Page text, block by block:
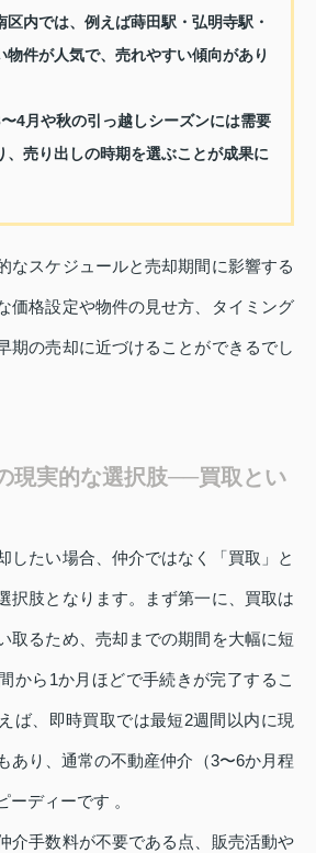
内では、例えば蒔田駅・弘明寺駅・
物件が人気で、売れやすい傾向があり
4月や秋の引っ越しシーズンには需要
、売り出しの時期を選ぶことが成果に
なスケジュールと売却期間に影響する
価格設定や物件の見せ方、タイミング
期の売却に近づけることができるでし
現実的な選択肢──買取とい
したい場合、仲介ではなく「買取」と
択肢となります。まず第一に、買取は
取るため、売却までの期間を大幅に短
から1か月ほどで手続きが完了するこ
ば、即時買取では最短2週間以内に現
あり、通常の不動産仲介（3〜6か月程
ーディーです 。
介手数料が不要である点、販売活動や